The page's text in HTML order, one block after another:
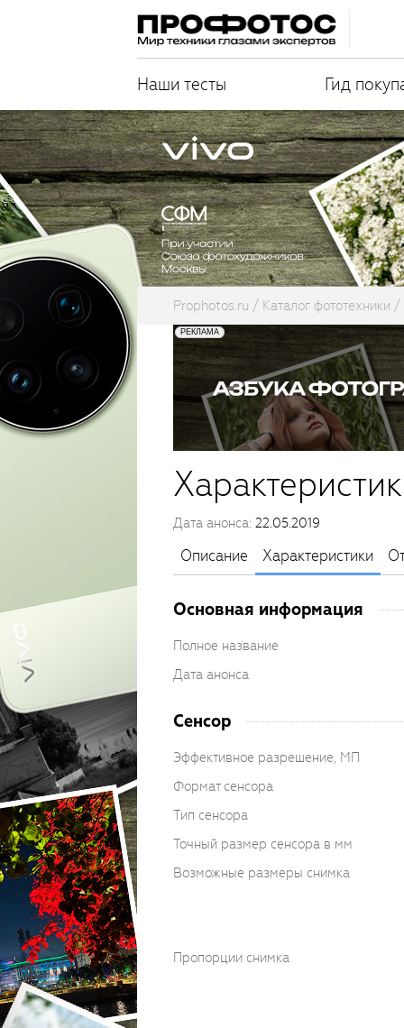
Наши тесты Гид
Prophotos.ru Каталог фототехники
Дата анонса: 22.05.2019
Описание Характеристики
Основная информация
Полное название
Дата анонса
Сенсор
Эффективное разрешение, МП
Формат сенсора
Тип сенсора
Точный размер сенсора в мм
Возможные размеры снимка
Пропорции снимка